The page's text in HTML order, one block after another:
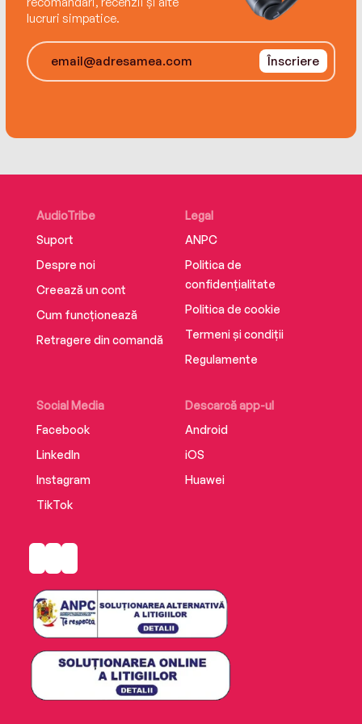
newcomers alike will devour this fast-paced,
lucruri simpatice.
Înscriere
AudioTribe
Suport
Despre noi
Creează un cont
Cum funcționează
Retragere din comandă
Social Media
Facebook
LinkedIn
Instagram
TikTok
Descarcă app-ul
Android
iOS
Huawei
Legal
ANPC
Politica de
confidențialitate
Politica de cookie
Termeni și condiții
Regulamente